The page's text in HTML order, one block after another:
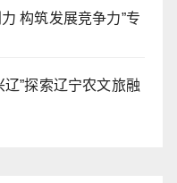
构筑发展竞争力”专
”探索辽宁农文旅融